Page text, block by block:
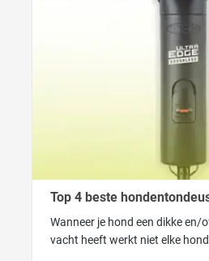
Top 4 beste
Wanneer je hond een dikke en/
vacht heeft werkt niet elke